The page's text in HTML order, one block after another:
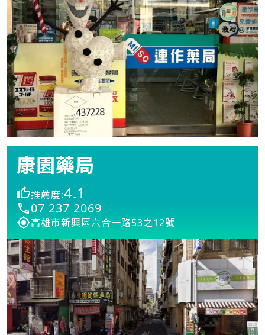
康園藥局
推薦度:4.1
07 237 2069
高雄市新興區六合一路53之12號